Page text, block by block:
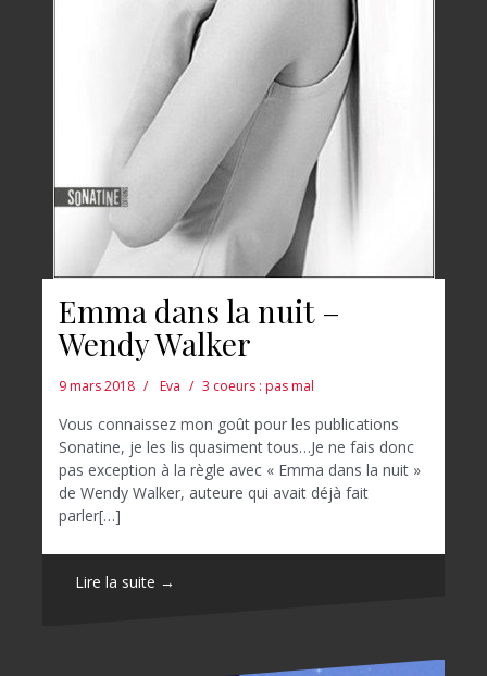
Emma dans la nuit –
Wendy Walker
9 mars 2018 Eva 3 coeurs : pas mal
Vous connaissez mon goût pour les publications
Sonatine, je les lis quasiment tous…Je ne fais donc
pas exception à la règle avec « Emma dans la nuit »
de Wendy Walker, auteure qui avait déjà fait
parler[…]
Lire la suite →